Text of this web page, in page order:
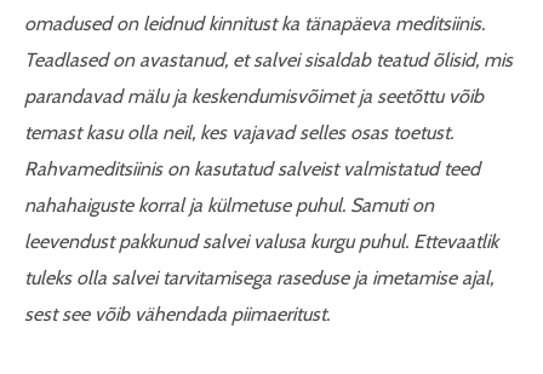
omadused on leidnud kinnitust ka tänapäeva meditsiinis.
Teadlased on avastanud, et salvei sisaldab teatud õlisid, mis
parandavad mälu ja keskendumisvõimet ja seetõttu võib
temast kasu olla neil, kes vajavad selles osas toetust.
Rahvameditsiinis on kasutatud salveist valmistatud teed
nahahaiguste korral ja külmetuse puhul. Samuti on
leevendust pakkunud salvei valusa kurgu puhul. Ettevaatlik
tuleks olla salvei tarvitamisega raseduse ja imetamise ajal,
sest see võib vähendada piimaeritust.